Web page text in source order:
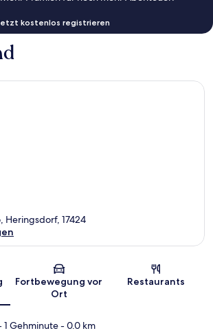
kostenlos registrieren
Karte
Heringsdorf, 17424
Fortbewegung vor
Ort
Restaurants
1 Gehminute- 0.0 km